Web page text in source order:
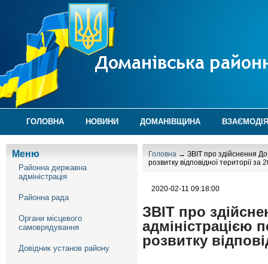
ГОЛОВНА НОВИНИ ДОМАНІВЩИНА
Меню
Районна державна
адміністрація
Районна рада
Органи місцевого
самоврядування
Довідник установ району
Головна → ЗВІТ про здійснення
розвитку відповідної території за
2020-02-11 09:18:00
ЗВІТ про
адміністрацією
розвитку